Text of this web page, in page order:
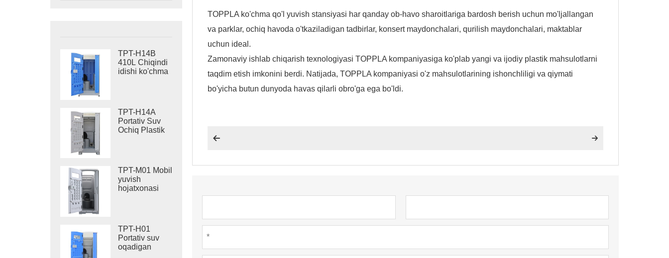
TPT-H14B
410L Chiqindi
idishi ko'chma
yasalgan
ko'chma
hojatxona sayti
hojatxonasi
TPT-H14A
Portativ Suv
Ochiq Plastik
TPT-M01 Mobil
yuvish
hojatxonasi
TPT-H01
Portativ suv
oqadigan
TOPPLA ko'chma qo'l yuvish stansiyasi har qanday ob-havo sharoitlariga bardosh berish uchun mo'ljallangan
va parklar, ochiq havoda o'tkaziladigan tadbirlar, konsert maydonchalari, qurilish maydonchalari, maktablar
uchun ideal.
Zamonaviy ishlab chiqarish texnologiyasi TOPPLA kompaniyasiga ko'plab yangi va ijodiy plastik mahsulotlarni
taqdim etish imkonini berdi. Natijada, TOPPLA kompaniyasi o'z mahsulotlarining ishonchliligi va qiymati
bo'yicha butun dunyoda havas qilarli obro'ga ega bo'ldi.
 